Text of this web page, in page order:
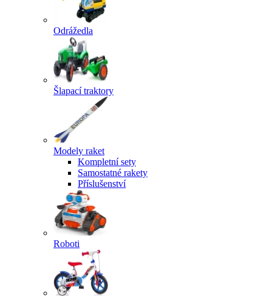
Odrážedla
Šlapací traktory
Modely raket
Kompletní sety
Samostatné rakety
Příslušenství
Roboti